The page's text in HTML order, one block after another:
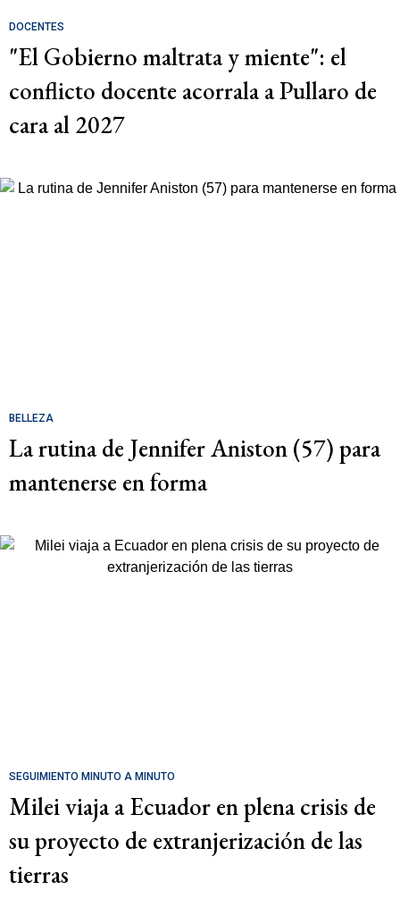
DOCENTES
"El Gobierno maltrata y miente": el
conflicto docente acorrala a Pullaro de
cara al 2027
BELLEZA
La rutina de Jennifer Aniston (57) para
mantenerse en forma
SEGUIMIENTO MINUTO A MINUTO
Milei viaja a Ecuador en plena crisis de
su proyecto de extranjerización de las
tierras